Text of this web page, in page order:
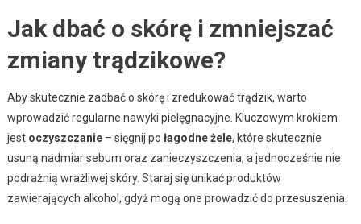
Jak dbać o skórę i zmniejszać
zmiany trądzikowe?
Aby skutecznie zadbać o skórę i zredukować trądzik, warto
wprowadzić regularne nawyki pielęgnacyjne. Kluczowym krokiem
jest oczyszczanie– sięgnij po łagodne żele, które skutecznie
usuną nadmiar sebum oraz zanieczyszczenia, a jednocześnie nie
podrażnią wrażliwej skóry. Staraj się unikać produktów
zawierających alkohol, gdyż mogą one prowadzić do przesuszenia.